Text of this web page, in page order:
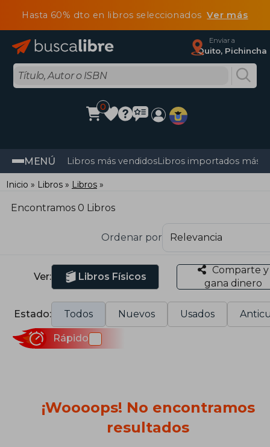
Hasta 60% dto en libros seleccionadosVer más
Enviar a
Quito, Pichincha
0
MENÚ Libros más vendidosLibros importados más
Inicio Libros Libros
Encontramos 0 Libros
Ordenar por
Ver: Libros Físicos
Comparte y
gana dinero
Estado: Todos Nuevos Usados
Rápido
¡Woooops! No encontramos
resultados